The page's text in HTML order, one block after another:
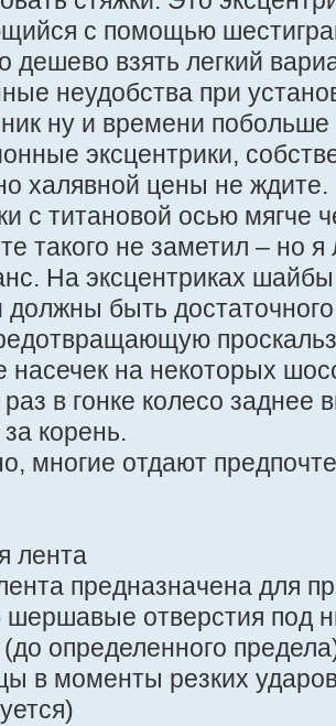
с помощью
дешево взять легкий
неудобства при
ну и времени побольше
эксцентрики,
халявной цены не ждите.
с титановой осью
такого не заметил – но я
На эксцентриках
должны быть
насечек на некоторых
в гонке колесо заднее
корень.
многие отдают
лента
предназначена для
отверстия под
определенного
в моменты резких ударов